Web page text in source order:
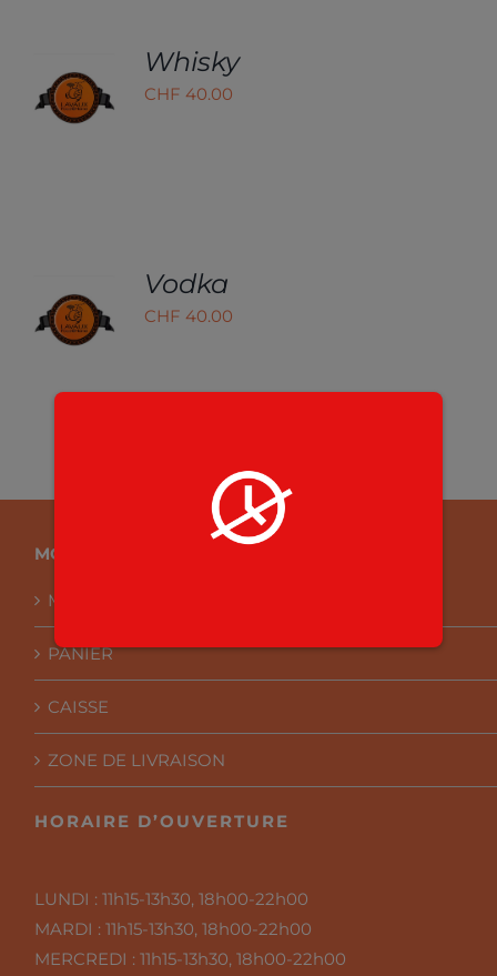
AU
PANIER
/
Whisky
CHF 40.00
AU
PANIER
/
Vodka
CHF 40.00
MON COMPTE
MON COMPTE
PANIER
CAISSE
ZONE DE LIVRAISON
HORAIRE D’OUVERTURE
LUNDI :11h15-13h30, 18h00-22h00
MARDI :11h15-13h30, 18h00-22h00
MERCREDI :11h15-13h30, 18h00-22h00